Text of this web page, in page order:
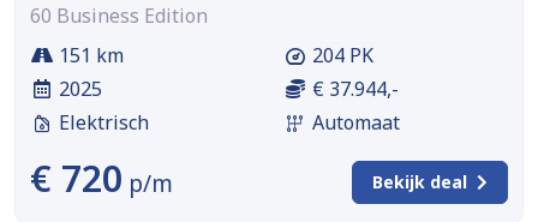
60 Business Edition
151 km
2025
Elektrisch
204 PK
€ 37.944,-
Automaat
€ 720 p/m Bekijk deal